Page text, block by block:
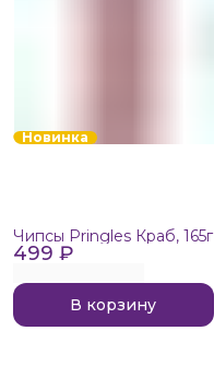
Новинка
499 ₽
Чипсы Pringles Краб, 165г
В корзину